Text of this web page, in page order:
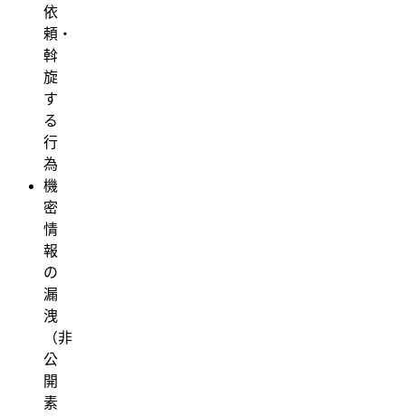
依
頼・
斡
旋
す
る
行
為
機
密
情
報
の
漏
洩
（非
公
開
素